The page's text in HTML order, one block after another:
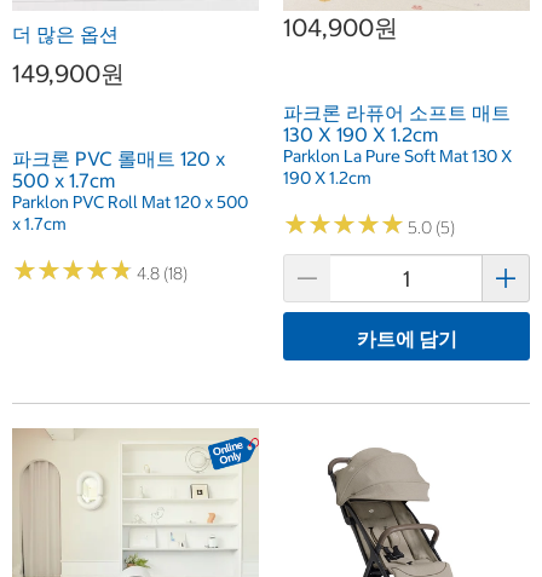
더 많은 옵션
149,900원
파크론 PVC 롤매트 120 x
500 x 1.7cm
Parklon PVC Roll Mat 120 x 500
x 1.7cm
★★★★★
★★★★★ 4.8 (18)
104,900원
파크론 라퓨어 소프트 매트
130 X 190 X 1.2cm
Parklon La Pure Soft Mat 130 X
190 X 1.2cm
★★★★★
★★★★★ 5.0 (5)
카트에 담기